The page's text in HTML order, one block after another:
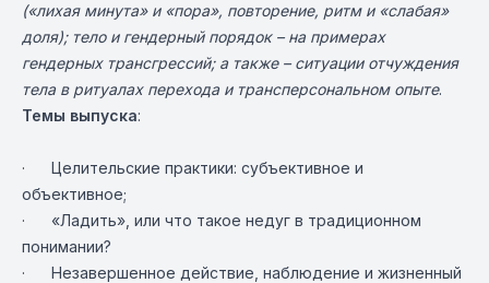
(«лихая минута» и «пора», повторение, ритм и «слабая»
доля); тело и гендерный порядок – на примерах
гендерных трансгрессий; а также – ситуации отчуждения
тела в ритуалах перехода и трансперсональном опыте.
Темы выпуска:
· Целительcкие практики: субъективное и
объективное;
· «Ладить», или что такое недуг в традиционном
понимании?
· Незавершенное действие, наблюдение и жизненный